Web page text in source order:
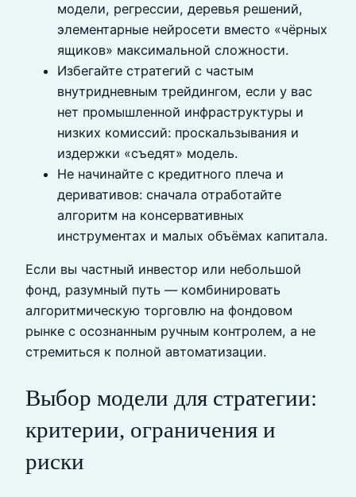
модели, регрессии, деревья решений,
элементарные нейросети вместо «чёрных
ящиков» максимальной сложности.
Избегайте стратегий с частым
внутридневным трейдингом, если у вас
нет промышленной инфраструктуры и
низких комиссий: проскальзывания и
издержки «съедят» модель.
Не начинайте с кредитного плеча и
деривативов: сначала отработайте
алгоритм на консервативных
инструментах и малых объёмах капитала.
Если вы частный инвестор или небольшой
фонд, разумный путь — комбинировать
алгоритмическую торговлю на фондовом
рынке с осознанным ручным контролем, а не
стремиться к полной автоматизации.
Выбор модели для стратегии:
критерии, ограничения и
риски